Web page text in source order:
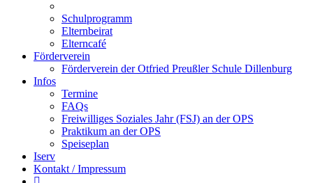
Schulprogramm
Elternbeirat
Elterncafé
Förderverein
Förderverein der Otfried Preußler Schule Dillenburg
Infos
Termine
FAQs
Freiwilliges Soziales Jahr (FSJ) an der OPS
Praktikum an der OPS
Speiseplan
Iserv
Kontakt / Impressum